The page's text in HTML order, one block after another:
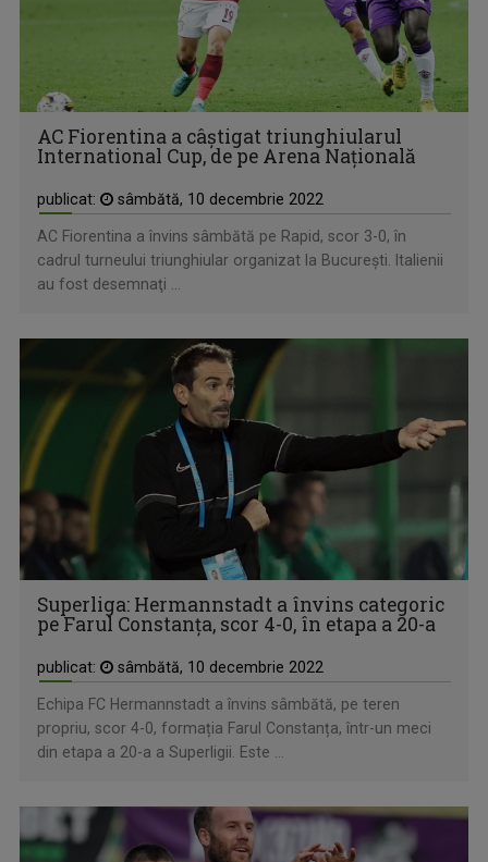
AC Fiorentina a câştigat triunghiularul
International Cup, de pe Arena Naţională
publicat: sâmbătă, 10 decembrie 2022
AC Fiorentina a învins sâmbătă pe Rapid, scor 3-0, în
cadrul turneului triunghiular organizat la Bucureşti. Italienii
au fost desemnaţi ...
Superliga: Hermannstadt a învins categoric
pe Farul Constanța, scor 4-0, în etapa a 20-a
publicat: sâmbătă, 10 decembrie 2022
Echipa FC Hermannstadt a învins sâmbătă, pe teren
propriu, scor 4-0, formația Farul Constanța, într-un meci
din etapa a 20-a a Superligii. Este ...